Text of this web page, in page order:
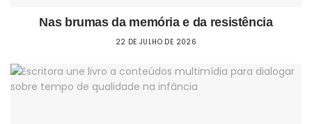
Nas brumas da memória e da resistência
22 DE JULHO DE 2026